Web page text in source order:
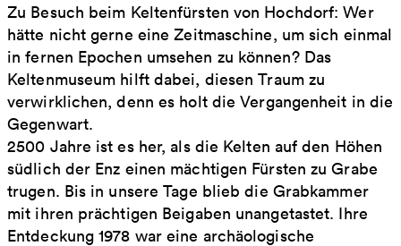
Zu Besuch beim Keltenfürsten von Hochdorf: Wer
hätte nicht gerne eine Zeitmaschine, um sich einmal
in fernen Epochen umsehen zu können? Das
Keltenmuseum hilft dabei, diesen Traum zu
verwirklichen, denn es holt die Vergangenheit in die
Gegenwart.
2500 Jahre ist es her, als die Kelten auf den Höhen
südlich der Enz einen mächtigen Fürsten zu Grabe
trugen. Bis in unsere Tage blieb die Grabkammer
mit ihren prächtigen Beigaben unangetastet. Ihre
Entdeckung 1978 war eine archäologische